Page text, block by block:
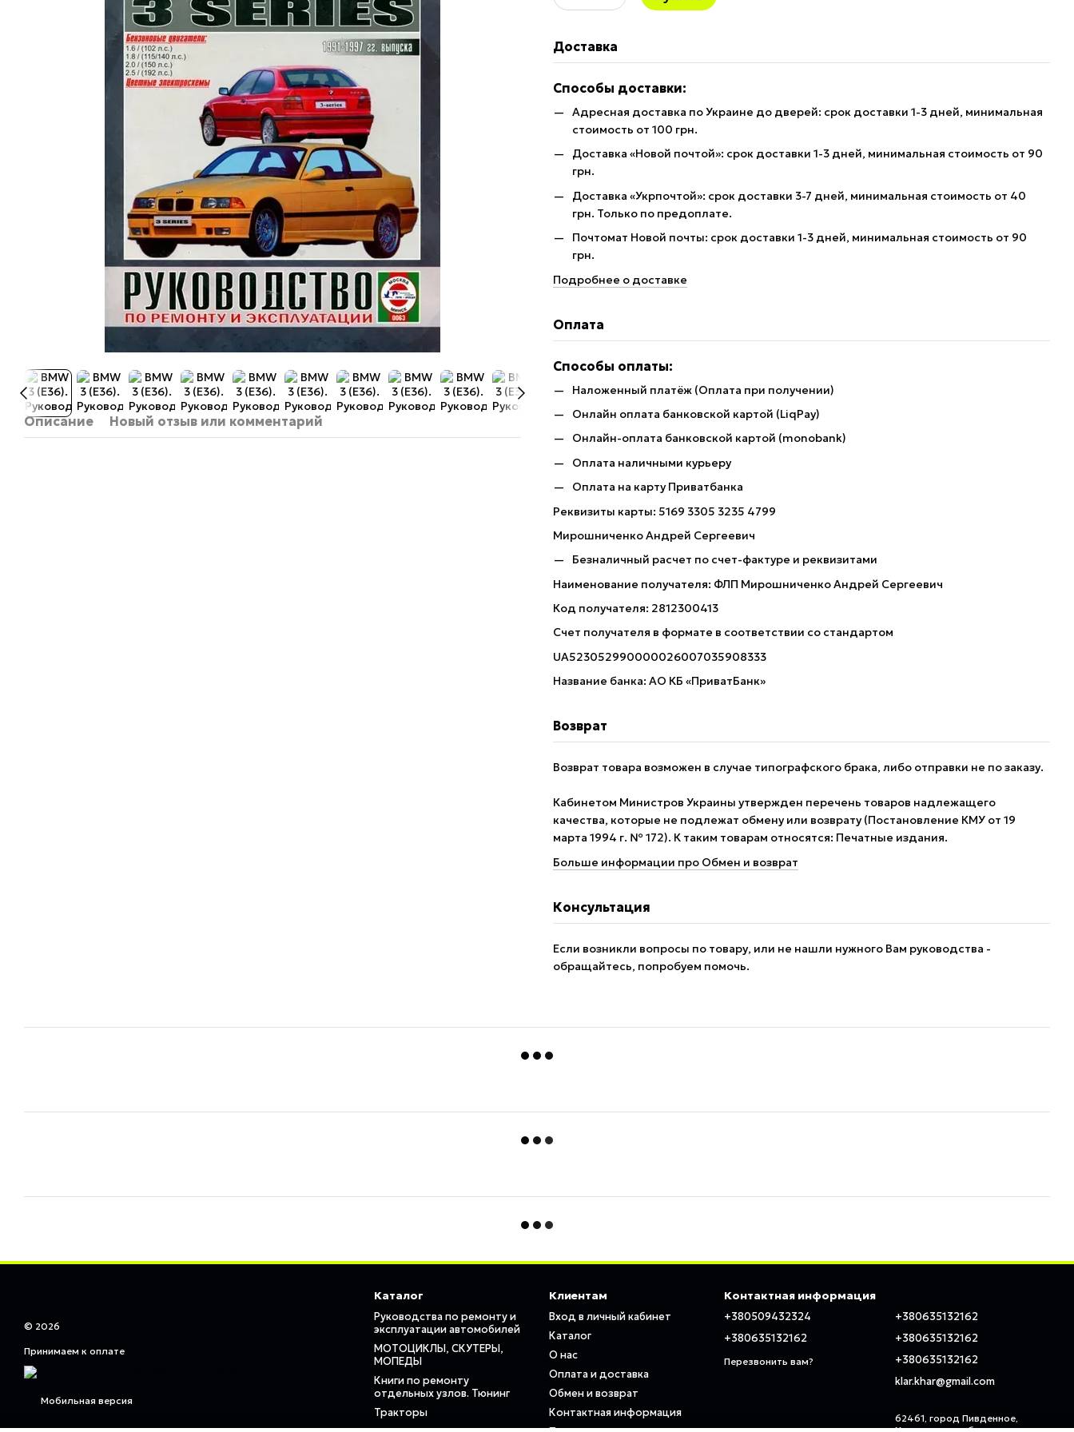
Описание Новый отзыв или комментарий
Доставка
Способы доставки:
Адресная доставка по Украине до дверей: срок доставки 1-3 дней, минимальная
стоимость от 100 грн.
Доставка «Новой почтой»: срок доставки 1-3 дней, минимальная стоимость от 90
грн.
Доставка «Укрпочтой»: срок доставки 3-7 дней, минимальная стоимость от 40
грн. Только по предоплате.
Почтомат Новой почты: срок доставки 1-3 дней, минимальная стоимость от 90
грн.
Подробнее о доставке
Оплата
Способы оплаты:
Наложенный платёж (Оплата при получении)
Онлайн оплата банковской картой (LiqPay)
Онлайн-оплата банковской картой (monobank)
Оплата наличными курьеру
Оплата на карту Приватбанка
Реквизиты карты: 5169 3305 3235 4799
Мирошниченко Андрей Сергеевич
Безналичный расчет по счет-фактуре и реквизитами
Наименование получателя: ФЛП Мирошниченко Андрей Сергеевич
Код получателя: 2812300413
Счет получателя в формате в соответствии со стандартом
UA523052990000026007035908333
Название банка: АО КБ «ПриватБанк»
Возврат
Возврат товара возможен в случае типографского брака, либо отправки не по заказу.
Кабинетом Министров Украины утвержден перечень товаров надлежащего
качества, которые не подлежат обмену или возврату (Постановление КМУ от 19
марта 1994 г. № 172). К таким товарам относятся: Печатные издания.
Больше информации про Обмен и возврат
Консультация
Если возникли вопросы по товару, или не нашли нужного Вам руководства -
обращайтесь, попробуем помочь.
© 2026
Принимаем к оплате
Мобильная версия
Каталог
Руководства по ремонту и
эксплуатации автомобилей
МОТОЦИКЛЫ, СКУТЕРЫ,
МОПЕДЫ
Книги по ремонту
отдельных узлов. Тюнинг
Тракторы
Клиентам
Вход в личный кабинет
Каталог
О нас
Оплата и доставка
Обмен и возврат
Контактная информация
Контактная информация
+380509432324
+380635132162
Перезвонить вам?
+380635132162
+380635132162
+380635132162
klar.khar@gmail.com
62461, город Пивденное,